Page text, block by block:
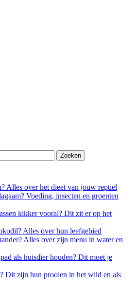
Alles over het dieet van jouw reptiel
Voeding, insecten en groenten
kikker vooral? Dit zit er op het
Alles over hun leefgebied
Alles over zijn menu in water en
als huisdier houden? Dit moet je
Dit zijn hun prooien in het wild en als